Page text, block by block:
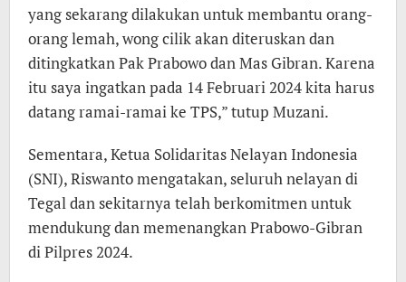
yang sekarang dilakukan untuk membantu orang-
orang lemah, wong cilik akan diteruskan dan
ditingkatkan Pak Prabowo dan Mas Gibran. Karena
itu saya ingatkan pada 14 Februari 2024 kita harus
datang ramai-ramai ke TPS,” tutup Muzani.
Sementara, Ketua Solidaritas Nelayan Indonesia
(SNI), Riswanto mengatakan, seluruh nelayan di
Tegal dan sekitarnya telah berkomitmen untuk
mendukung dan memenangkan Prabowo-Gibran
di Pilpres 2024.